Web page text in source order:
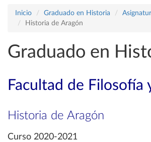
Inicio Graduado en Historia
Historia de Aragón
Graduado en
Facultad de Filosofía
Historia de Aragón
Curso 2020-2021